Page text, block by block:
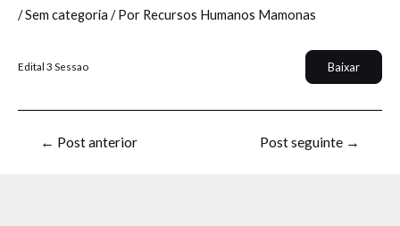
/Sem categoria / Por Recursos Humanos Mamonas
Edital 3 Sessao Baixar
← Post anterior Post seguinte →